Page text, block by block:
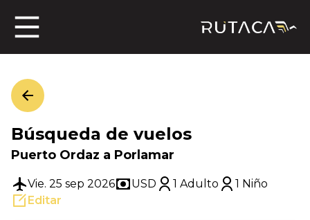
Búsqueda de vuelos
Puerto Ordaz a Porlamar
Vie. 25 sep 2026 USD 1 Adulto
1 Niño
Editar